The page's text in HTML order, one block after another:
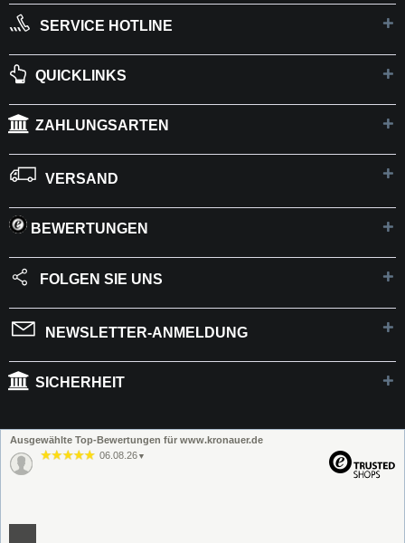
SERVICE HOTLINE
QUICKLINKS
ZAHLUNGSARTEN
VERSAND
BEWERTUNGEN
FOLGEN SIE UNS
NEWSLETTER-ANMELDUNG
SICHERHEIT
Ausgewählte Top-Bewertungen für www.kronauer.de
06.08.26 ▼